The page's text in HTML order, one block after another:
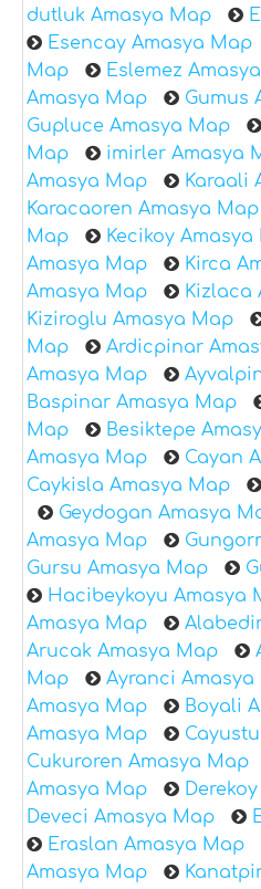
dutluk Amasya Map
Esencay Amasya Map
Map
Eslemez
Amasya Map
Gumus
Gupluce Amasya Map
Map
imirler Amasya
Amasya Map
Karaali
Karacaoren Amasya Map
Map
Kecikoy Amasya
Amasya Map
Kirca
Amasya Map
Kizlaca
Kiziroglu Amasya Map
Map
Ardicpinar
Amasya Map
Baspinar Amasya Map
Map
Besiktepe
Amasya Map
Cayan
Caykisla Amasya Map
Geydogan Amasya
Amasya Map
Gursu Amasya Map
Hacibeykoyu Amasya
Amasya Map
Arucak Amasya Map
Map
Ayranci Amasya
Amasya Map
Boyali
Amasya Map
Cukuroren Amasya Map
Amasya Map
Deveci Amasya Map
Eraslan Amasya Map
Amasya Map